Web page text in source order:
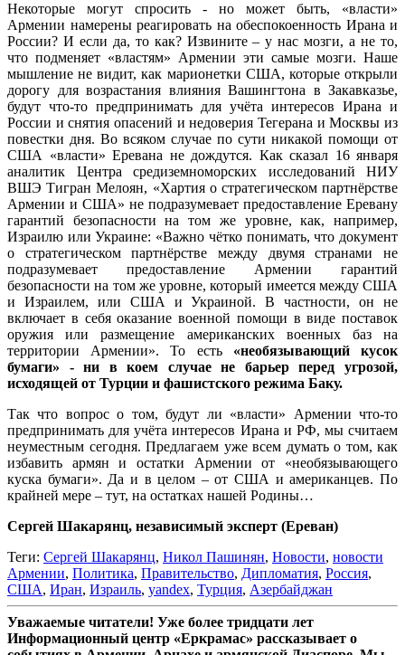
Некоторые могут спросить - но может быть, «власти»
Армении намерены реагировать на обеспокоенность Ирана и
России? И если да, то как? Извините – у нас мозги, а не то,
что подменяет «властям» Армении эти самые мозги. Наше
мышление не видит, как марионетки США, которые открыли
дорогу для возрастания влияния Вашингтона в Закавказье,
будут что-то предпринимать для учёта интересов Ирана и
России и снятия опасений и недоверия Тегерана и Москвы из
повестки дня. Во всяком случае по сути никакой помощи от
США «власти» Еревана не дождутся. Как сказал 16 января
аналитик Центра средиземноморских исследований НИУ
ВШЭ Тигран Мелоян, «Хартия о стратегическом партнёрстве
Армении и США» не подразумевает предоставление Еревану
гарантий безопасности на том же уровне, как, например,
Израилю или Украине: «Важно чётко понимать, что документ
о стратегическом партнёрстве между двумя странами не
подразумевает предоставление Армении гарантий
безопасности на том же уровне, который имеется между США
и Израилем, или США и Украиной. В частности, он не
включает в себя оказание военной помощи в виде поставок
оружия или размещение американских военных баз на
территории Армении». То есть «необязывающий кусок
бумаги» - ни в коем случае не барьер перед угрозой,
исходящей от Турции и фашистского режима Баку.
Так что вопрос о том, будут ли «власти» Армении что-то
предпринимать для учёта интересов Ирана и РФ, мы считаем
неуместным сегодня. Предлагаем уже всем думать о том, как
избавить армян и остатки Армении от «необязывающего
куска бумаги». Да и в целом – от США и американцев. По
крайней мере – тут, на остатках нашей Родины…
Сергей Шакарянц, независимый эксперт (Ереван)
Теги: Сергей Шакарянц, Никол Пашинян, Новости, новости
Армении, Политика, Правительство, Дипломатия, Россия,
США, Иран, Израиль, yandex, Турция, Азербайджан
Уважаемые читатели! Уже более тридцати лет
Информационный центр «Еркрамас» рассказывает о